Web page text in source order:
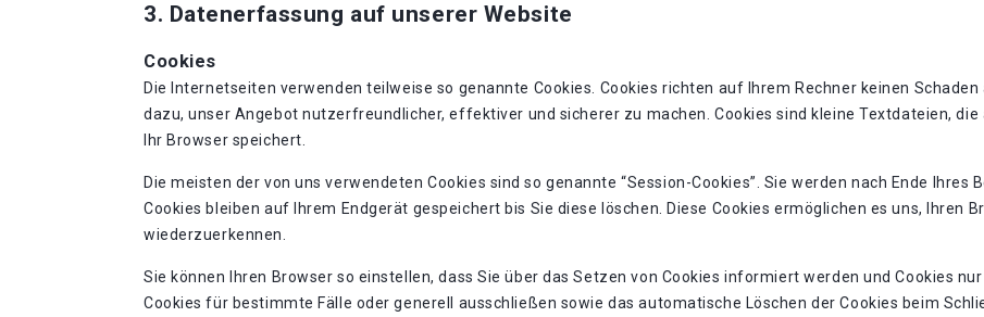
3. Datenerfassung auf unserer Website
Cookies
Die Internetseiten verwenden teilweise so genannte Cookies. Cookies richten auf Ihrem Rechner keinen
dazu, unser Angebot nutzerfreundlicher, effektiver und sicherer zu machen. Cookies sind kleine Textdateien,
Ihr Browser speichert.
Die meisten der von uns verwendeten Cookies sind so genannte “Session-Cookies”. Sie werden nach Ende
Cookies bleiben auf Ihrem Endgerät gespeichert bis Sie diese löschen. Diese Cookies ermöglichen es uns, Ihren
wiederzuerkennen.
Sie können Ihren Browser so einstellen, dass Sie über das Setzen von Cookies informiert werden und Cookies
Cookies für bestimmte Fälle oder generell ausschließen sowie das automatische Löschen der Cookies beim